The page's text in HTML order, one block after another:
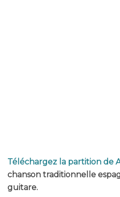
Téléchargez la partition de
chanson traditionnelle
guitare.